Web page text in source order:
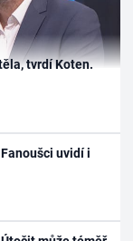
tvrdí Koten.
uvidí i